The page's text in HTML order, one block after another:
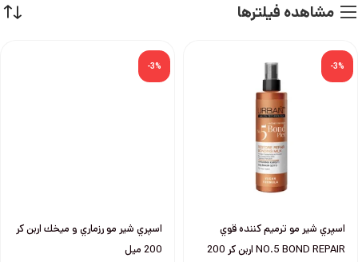
مشاهده فیلترها
-3%
اسپري شير مو ترميم كننده قوي
NO.5 BOND REPAIR اربن كر 200
-3%
اسپري شير مو رزماري و ميخك اربن كر
200 ميل